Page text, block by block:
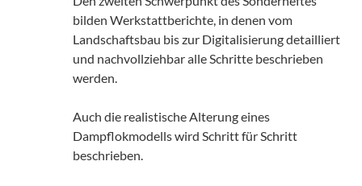
bilden Werkstattberichte, in denen vom
Landschaftsbau bis zur Digitalisierung detailliert
und nachvollziehbar alle Schritte beschrieben
werden.
Auch die realistische Alterung eines
Dampflokmodells wird Schritt für Schritt
beschrieben.